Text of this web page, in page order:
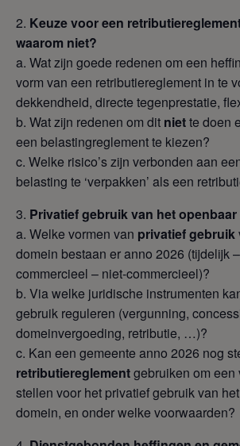
Keuze voor een
waarom niet?
a. Wat zijn goede redenen om een
vorm van een retributiereglement in te
dekkendheid, directe tegenprestatie,
b. Wat zijn redenen om dit niette doen
een belastingreglement te kiezen?
c. Welke risico’s zijn verbonden aan
belasting te ‘verpakken’ als een
Privatief gebruik van het
a. Welke vormen van privatief gebruik
domein bestaan er anno 2026 (tijdelijk
commercieel – niet-commercieel)?
b. Via welke juridische instrumenten
gebruik reguleren (vergunning,
domeinvergoeding, retributie, …)?
c. Kan een gemeente anno 2026 nog
retributiereglementgebruiken om een
stellen voor het privatief gebruik van
domein, en onder welke voorwaarden?